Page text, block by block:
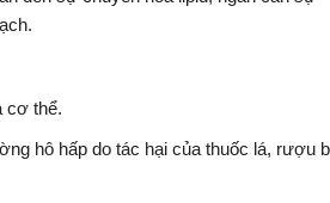
cơ thể.
hô hấp do tác hại của thuốc lá, rượu